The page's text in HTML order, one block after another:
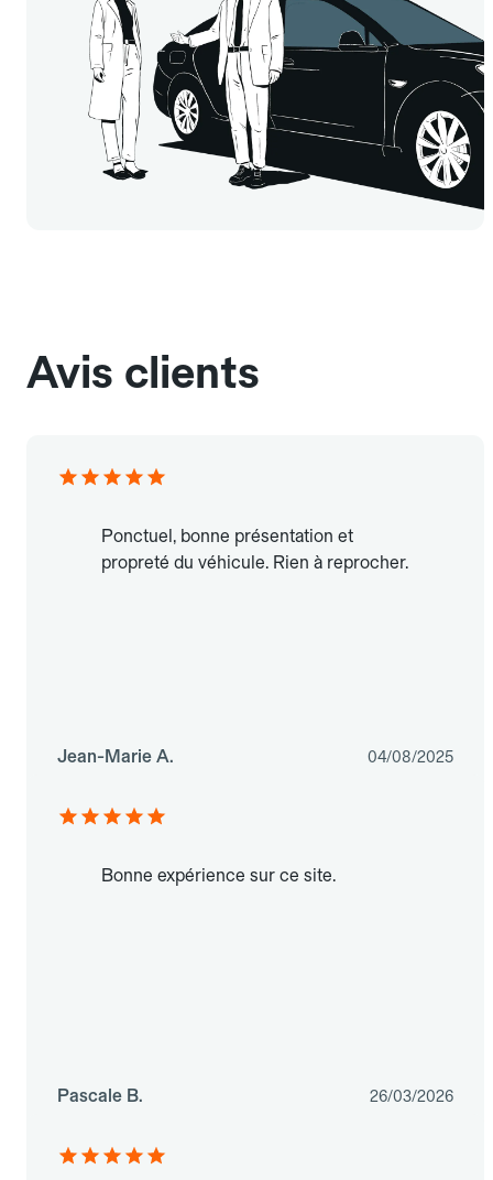
Avis clients
Ponctuel, bonne présentation et
propreté du véhicule. Rien à reprocher.
Jean-Marie A. 04/08/2025
Bonne expérience sur ce site.
Pascale B. 26/03/2026